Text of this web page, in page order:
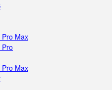
Max
Max